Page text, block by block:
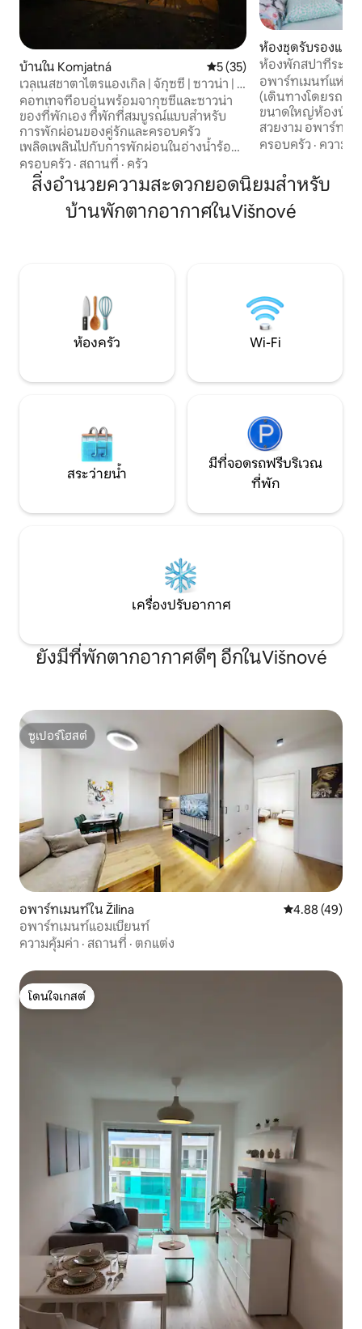
บ้านใน Komjatná คะแนนเฉลี่ย 5 จาก 5, 35 รีวิว
5 (35)
เวลเนสชาตาไตรแองเกิล | จักุซซี่ | ซาวน่า | ฮ
อรี่
คอทเทจที่อบอุ่นพร้อมจากุซซี่และซาวน่า
ของที่พักเอง ที่พักที่สมบูรณ์แบบสำหรับ
การพักผ่อนของคู่รักและครอบครัว
เพลิดเพลินไปกับการพักผ่อนในอ่างน้ำร้อน
และความเงียบสงบของภูเขา พักผ่อนใน
ทำเลที่เงียบสงบใน Komjatná ซึ่งเป็น
หมู่บ้านบนชายแดนระหว่าง Liptov และ
Orava ในคอทเทจสำหรับ 4 คน การตกแต่ง
ภายในที่ทันสมัย ห้องครัวที่มีอุปกรณ์ครบ
ที่ชั้นล่าง ยังมีทีวี เครื่องซักผ้า และมี
จักรยานให้ยืมฟรีด้วย สัมผัสประสบการณ์
Liptov ใน Komjatna
ครอบครัว · สถานที่ · ครัว
ห้องชุดรับรองแขก
y
ห้องพักสปาที่ระเบี
ส่วนตัว
อพาร์ทเมนท์แห่งนี้
(เดินทางโดยรถย
ขนาดใหญ่ห้องนั่ง
สวยงาม อพาร์ทเ
ใหม่มีอุปกรณ์ครบค
ยังมีระเบียงกว้าง
(สำหรับผู้เข้าพักฟ
อยู่ในห้องติดกับอ
ร้อน 35 ยูโร/4 ชม
ครอบครัว · ความคุ้
สิ่งอำนวยความสะดวกยอดนิยมสำหรับ
บ้านพักตากอากาศในVišnové
ห้องครัว Wi-Fi
สระว่ายน้ำ
มีที่จอดรถฟรีบริเวณ
ที่พัก
เครื่องปรับอากาศ
ยังมีที่พักตากอากาศดีๆ อีกในVišnové
ซูเปอร์โฮสต์
ซูเปอร์โฮสต์
อพาร์ทเมนท์ใน Žilina คะแนนเฉลี่ย
4.88 (49)
อพาร์ทเมนท์แอมเบียนท์
ความคุ้มค่า · สถานที่ · ตกแต่ง
โดนใจเกสต์
โดนใจเกสต์